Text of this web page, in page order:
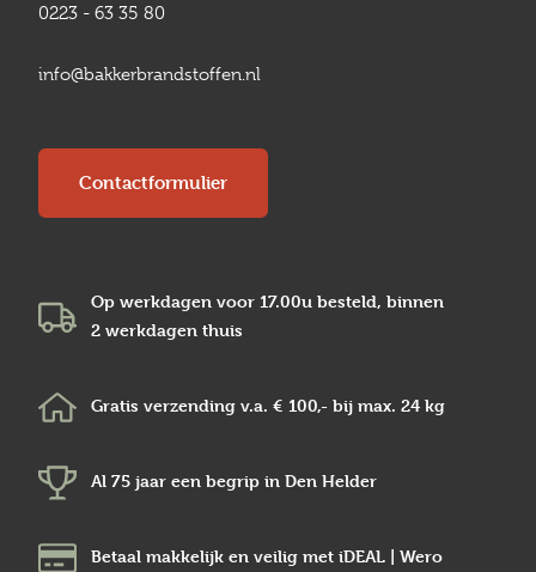
0223 - 63 35 80
info@bakkerbrandstoffen.nl
Contactformulier
Op werkdagen voor 17.00u besteld, binnen
2 werkdagen thuis
Gratis verzending v.a. € 100,- bij max. 24 kg
Al 75 jaar een begrip in Den Helder
Betaal makkelijk en veilig met iDEAL | Wero